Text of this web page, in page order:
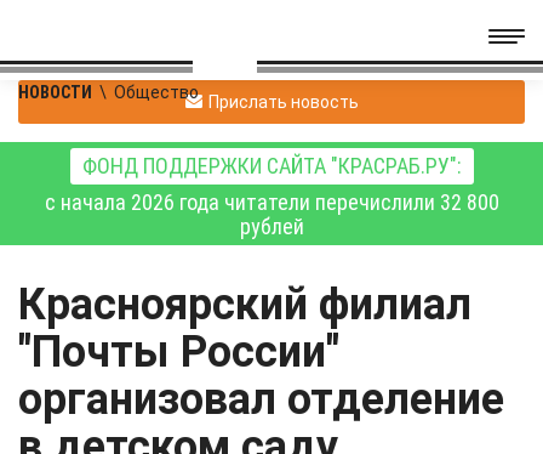
НОВОСТИ \ Общество Прислать новость
ФОНД ПОДДЕРЖКИ САЙТА "КРАСРАБ.РУ":
с начала 2026 года читатели перечислили 32 800
рублей
Красноярский филиал
"Почты России"
организовал отделение